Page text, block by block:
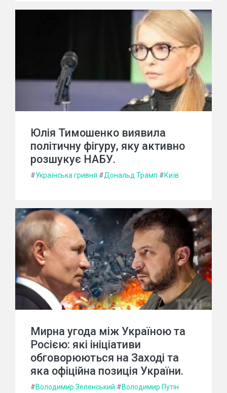
Юлія Тимошенко виявила
політичну фігуру, яку активно
розшукує НАБУ.
#Українська гривня #Дональд Трамп #Київ
Мирна угода між Україною та
Росією: які ініціативи
обговорюються на Заході та
яка офіційна позиція України.
#Володимир Зеленський #Володимир Путін